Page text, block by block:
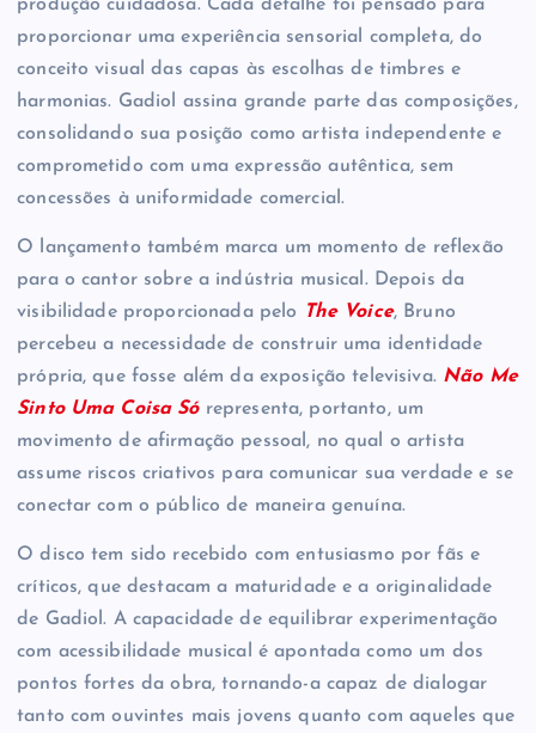
produção cuidadosa. Cada detalhe foi pensado para
proporcionar uma experiência sensorial completa, do
conceito visual das capas às escolhas de timbres e
harmonias. Gadiol assina grande parte das composições,
consolidando sua posição como artista independente e
comprometido com uma expressão autêntica, sem
concessões à uniformidade comercial.
O lançamento também marca um momento de reflexão
para o cantor sobre a indústria musical. Depois da
visibilidade proporcionada pelo
The Voice, Bruno
percebeu a necessidade de construir uma identidade
própria, que fosse além da exposição televisiva. Não Me
Sinto Uma Coisa Sórepresenta, portanto, um
movimento de afirmação pessoal, no qual o artista
assume riscos criativos para comunicar sua verdade e se
conectar com o público de maneira genuína.
O disco tem sido recebido com entusiasmo por fãs e
críticos, que destacam a maturidade e a originalidade
de Gadiol. A capacidade de equilibrar experimentação
com acessibilidade musical é apontada como um dos
pontos fortes da obra, tornando-a capaz de dialogar
tanto com ouvintes mais jovens quanto com aqueles que